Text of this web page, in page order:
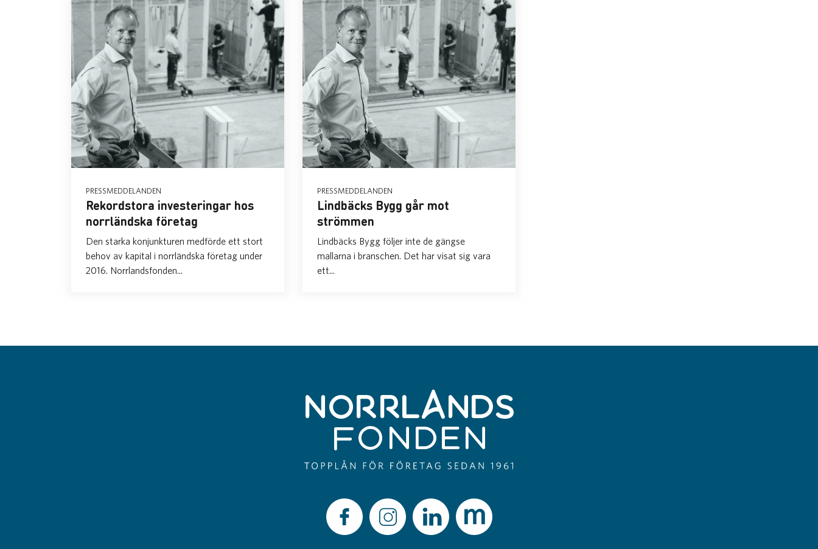
PRESSMEDDELANDEN
Rekordstora investeringar hos
norrländska företag
Den starka konjunkturen medförde ett stort
behov av kapital i norrländska företag under
2016. Norrlandsfonden...
PRESSMEDDELANDEN
Lindbäcks Bygg går mot
strömmen
​Lindbäcks Bygg följer inte de gängse
mallarna i branschen. Det har visat sig vara
ett...